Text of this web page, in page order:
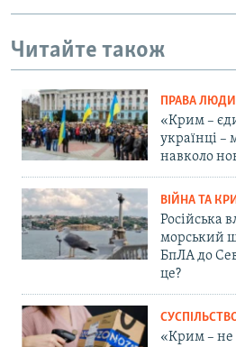
Читайте також
ПРАВА
«Крим –
українці –
навколо
ВІЙНА ТА
Російська
морський
БпЛА до
це?
«Крим – не